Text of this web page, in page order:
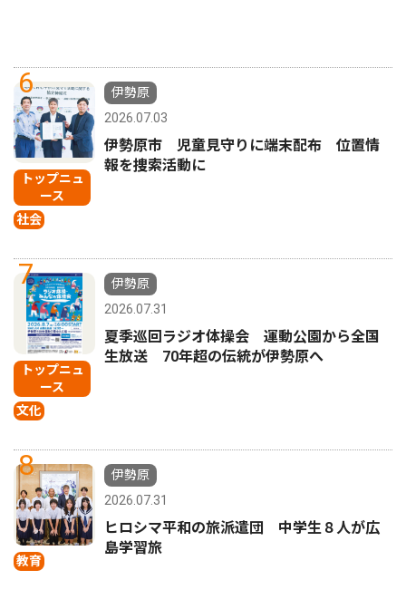
6
トップニュ
ース
社会
伊勢原
2026.07.03
伊勢原市 児童見守りに端末配布 位置情
報を捜索活動に
7
トップニュ
ース
文化
伊勢原
2026.07.31
夏季巡回ラジオ体操会 運動公園から全国
生放送 70年超の伝統が伊勢原へ
8
教育
伊勢原
2026.07.31
ヒロシマ平和の旅派遣団 中学生８人が広
島学習旅